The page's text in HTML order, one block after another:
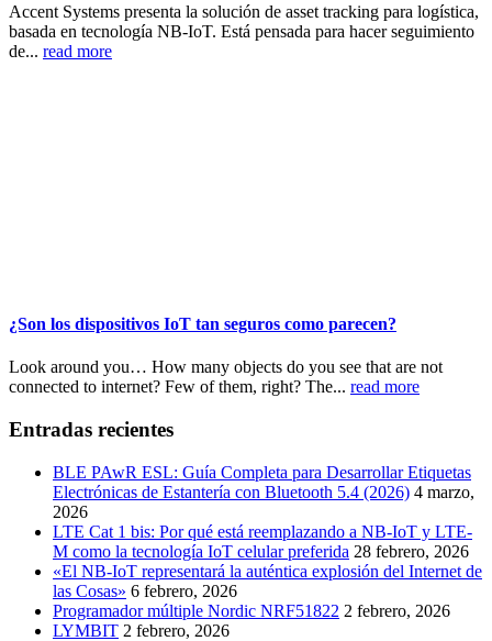
Accent Systems presenta la solución de asset tracking para logística,
basada en tecnología NB-IoT. Está pensada para hacer seguimiento
de... read more
¿Son los dispositivos IoT tan seguros como parecen?
Look around you… How many objects do you see that are not
connected to internet? Few of them, right? The... read more
Entradas recientes
BLE PAwR ESL: Guía Completa para Desarrollar Etiquetas
Electrónicas de Estantería con Bluetooth 5.4 (2026) 4 marzo,
2026
LTE Cat 1 bis: Por qué está reemplazando a NB-IoT y LTE-
M como la tecnología IoT celular preferida 28 febrero, 2026
«El NB-IoT representará la auténtica explosión del Internet de
las Cosas» 6 febrero, 2026
Programador múltiple Nordic NRF51822 2 febrero, 2026
LYMBIT 2 febrero, 2026